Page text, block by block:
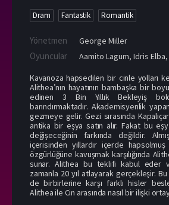
Dram Fantastik Romantik
Yönetmen George Miller
Oyuncular Aamito Lagum, Idris Elba,
Kavanoza hapsedilen bir cinle yolları
Alithea’nın hayatının bambaşka bir
edinen 3 Bin Yıllık Bekleyiş
barındırmaktadır. Akademisyenlik
gezmeye gelir. Gezi sırasında
antika bir eşya satın alır. Fakat bu
değişeceğinin farkında değildir.
içerisinden yıllardır içerde
özgürlüğüne kavuşmak karşılığında
sunar. Alithea bu teklifi kabul eder
zamanla 20 yıl atlayarak gerçekleşir.
de birbirlerine karşı farklı hisler
Alithea ile Cin arasında nasıl bir ilişki